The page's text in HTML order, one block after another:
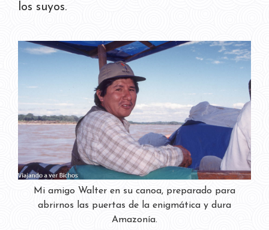
los suyos.
Mi amigo Walter en su canoa, preparado para
abrirnos las puertas de la enigmática y dura
Amazonía.